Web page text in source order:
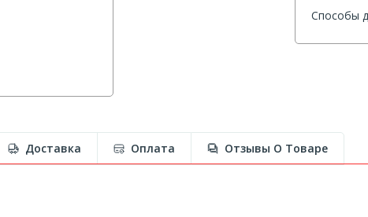
Способы
Доставка Оплата Отзывы О Товаре